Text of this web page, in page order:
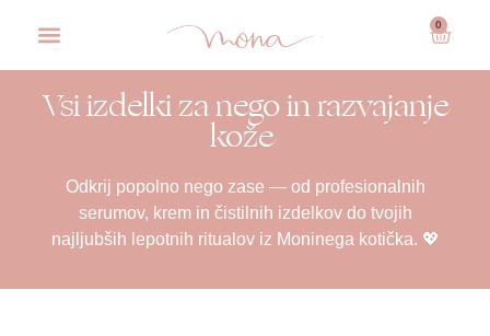
0
Vsi izdelki za nego in razvajanje
kože ​
Odkrij popolno nego zase — od profesionalnih
serumov, krem in čistilnih izdelkov do tvojih
najljubših lepotnih ritualov iz Moninega kotička. 💖